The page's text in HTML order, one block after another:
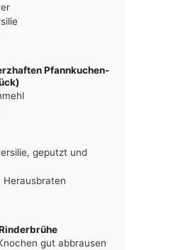
Pfannkuchen-
geputzt und
Herausbraten
gut abbrausen